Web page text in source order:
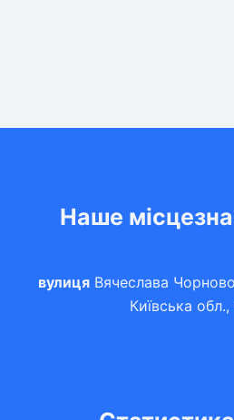
Наше
вулиця Вячеслава
Київська